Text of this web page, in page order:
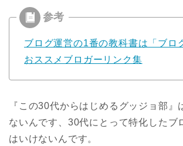
ブログ運営の1番の教科書は「ブロ
おススメブロガーリンク集
『この30代からはじめるグッジョ部』
ないんです、30代にとって特化したブ
はいけないんです。